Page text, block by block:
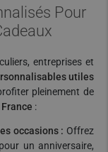
Pour
entreprises et
utiles
pleinement de
:
occasions : Offrez
un anniversaire,